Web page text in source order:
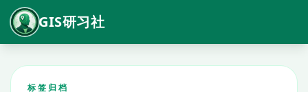
GIS研习社
标签归档